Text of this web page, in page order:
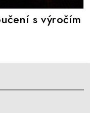
s výročím